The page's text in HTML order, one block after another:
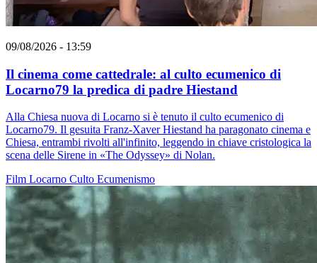
09/08/2026 - 13:59
Il cinema come cattedrale: al culto ecumenico di
Locarno79 la predica di padre Hiestand
Alla Chiesa nuova di Locarno si è tenuto il culto ecumenico di
Locarno79. Il gesuita Franz-Xaver Hiestand ha paragonato cinema e
Chiesa, entrambi rivolti all'infinito, leggendo in chiave cristologica la
scena delle Sirene in «The Odyssey» di Nolan.
Film Locarno Culto Ecumenismo